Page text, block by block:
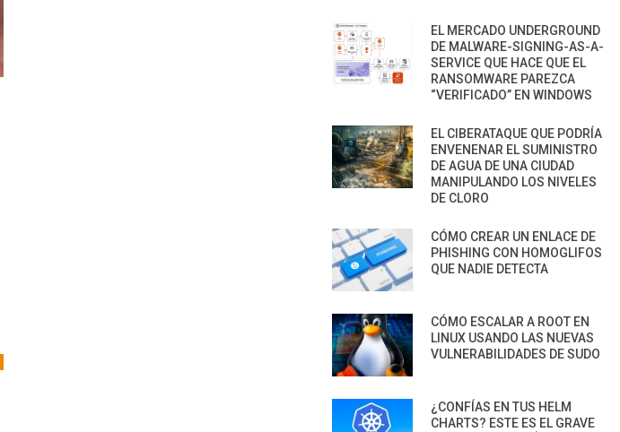
EL MERCADO UNDERGROUND
DE MALWARE-SIGNING-AS-A-
SERVICE QUE HACE QUE EL
RANSOMWARE PAREZCA
“VERIFICADO” EN WINDOWS
EL CIBERATAQUE QUE PODRÍA
ENVENENAR EL SUMINISTRO
DE AGUA DE UNA CIUDAD
MANIPULANDO LOS NIVELES
DE CLORO
CÓMO CREAR UN ENLACE DE
PHISHING CON HOMOGLIFOS
QUE NADIE DETECTA
CÓMO ESCALAR A ROOT EN
LINUX USANDO LAS NUEVAS
VULNERABILIDADES DE SUDO
¿CONFÍAS EN TUS HELM
CHARTS? ESTE ES EL GRAVE